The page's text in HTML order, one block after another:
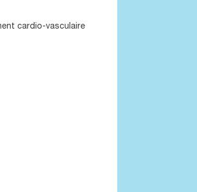
cardio-vasculaire